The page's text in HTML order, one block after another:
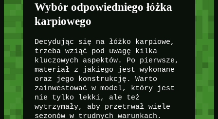
Wybór odpowiedniego łóżka
karpiowego
Decydując się na łóżko karpiowe,
trzeba wziąć pod uwagę kilka
kluczowych aspektów. Po pierwsze,
materiał z jakiego jest wykonane
oraz jego konstrukcję. Warto
zainwestować w model, który jest
nie tylko lekki, ale też
wytrzymały, aby przetrwał wiele
sezonów w trudnych warunkach.